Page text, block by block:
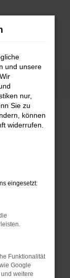
eine große
und unsere
nur,
Sie zu
können
widerrufen.
eingesetzt:
Funktionalität
Google
weitere